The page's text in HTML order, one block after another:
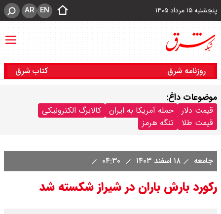
پنجشنبه ۱۵ مرداد ۱۴۰۵ EN
AR
روزنامه شرق کتاب شرق
موضوعات داغ:
قیمت دلار حمله آمریکا به ایران
کالابرگ الکترونیکی
قیمت طلا
تنگه هرمز
جامعه ۱۸ اسفند ۱۴۰۳
رکورد بارش باران در شیراز شکسته شد